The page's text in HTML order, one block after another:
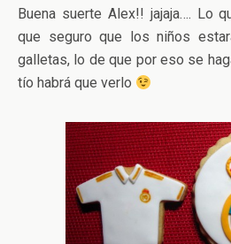
Buena suerte Alex!! jajaja…. Lo
que seguro que los niños
galletas, lo de que por eso se
tío habrá que verlo